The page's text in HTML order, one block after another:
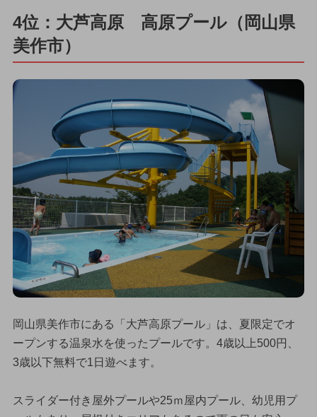
4位：大芦高原 高原プール（岡山県
美作市）
岡山県美作市にある「大芦高原プール」は、夏限定でオ
ープンする温泉水を使ったプールです。4歳以上500円、
3歳以下無料で1日遊べます。
スライダー付き屋外プールや25ｍ屋内プール、幼児用プ